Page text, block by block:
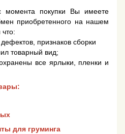
момента покупки Вы имеете
приобретенного на нашем
признаков сборки
товарный вид;
все ярлыки, пленки и
для груминга